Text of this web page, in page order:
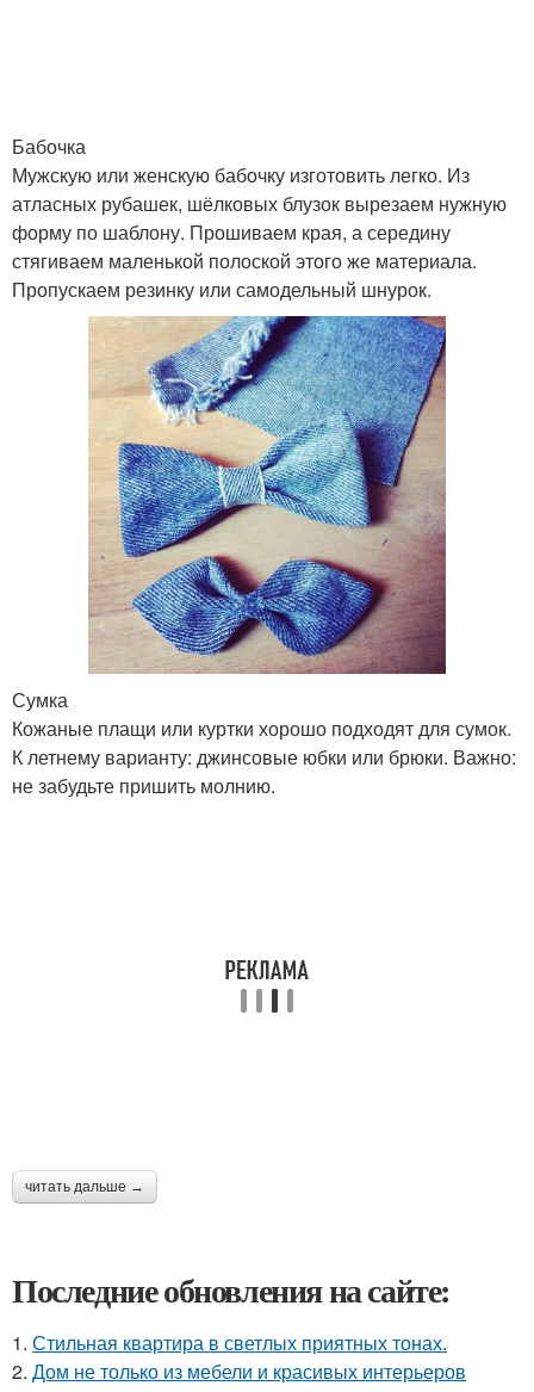
Бабочка
Мужскую или женскую бабочку изготовить легко. Из
атласных рубашек, шёлковых блузок вырезаем нужную
форму по шаблону. Прошиваем края, а середину
стягиваем маленькой полоской этого же материала.
Пропускаем резинку или самодельный шнурок.
Сумка
Кожаные плащи или куртки хорошо подходят для сумок.
К летнему варианту: джинсовые юбки или брюки. Важно:
не забудьте пришить молнию.
читать дальше →
Последние обновления на сайте:
1. Стильная квартира в светлых приятных тонах.
2. Дом не только из мебели и красивых интерьеров